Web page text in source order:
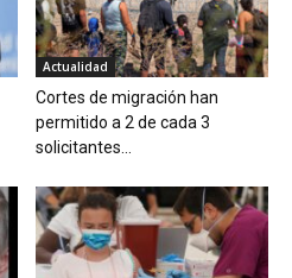
Actualidad
Cortes de migración han
permitido a 2 de cada 3
solicitantes...